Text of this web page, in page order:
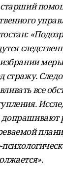
старший
стражу.
все